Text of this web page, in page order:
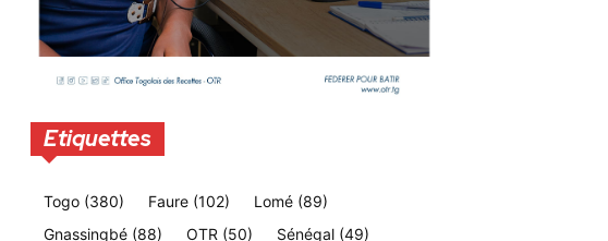
Etiquettes
Togo (380) Faure (102) Lomé (89)
Gnassingbé (88) OTR (50) Sénégal (49)